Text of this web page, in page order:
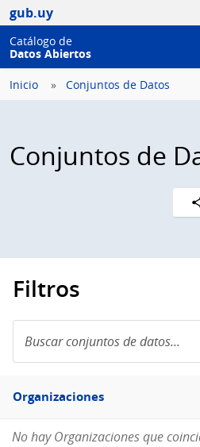
gub.uy
Catálogo de
Datos Abiertos
Inicio Conjuntos de Datos
Conjuntos de
Filtros
conjuntos
de
Filtro
Organizaciones
Organizaciones
No hay Organizaciones que